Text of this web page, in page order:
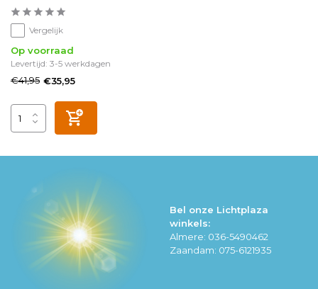
Vergelijk
Op voorraad
Levertijd: 3-5 werkdagen
€41,95 €35,95
Bel onze Lichtplaza
winkels:
Almere: 036-5490462
Zaandam: 075-6121935